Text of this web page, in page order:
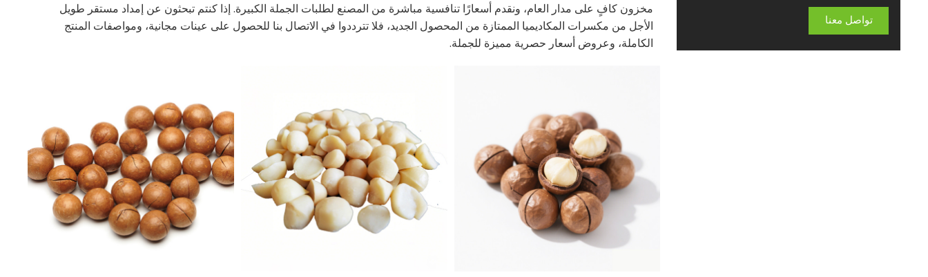
مخزون كافٍ على مدار العام، ونقدم أسعارًا تنافسية مباشرة من المصنع لطلبات الجملة الكبيرة. إذا كنتم تبحثون عن إمداد مستقر طويل
الأجل من مكسرات المكاديميا الممتازة من المحصول الجديد، فلا تترددوا في الاتصال بنا للحصول على عينات مجانية، ومواصفات المنتج
الكاملة، وعروض أسعار حصرية مميزة للجملة.
تواصل معنا